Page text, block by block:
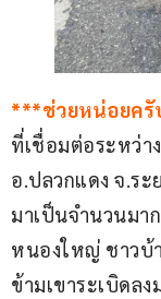
***ช่วยหน่อยครั
ที่เชื่อมต่อระหว่า
อ.ปลวกแดง จ.ร
มาเป็นจำนวนมา
หนองใหญ่ ชาวบ้
ข้ามเขาระเบิดล